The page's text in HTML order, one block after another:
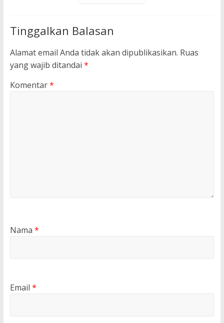
Tinggalkan Balasan
Alamat email Anda tidak akan dipublikasikan. Ruas
yang wajib ditandai *
Komentar*
Nama *
Email *